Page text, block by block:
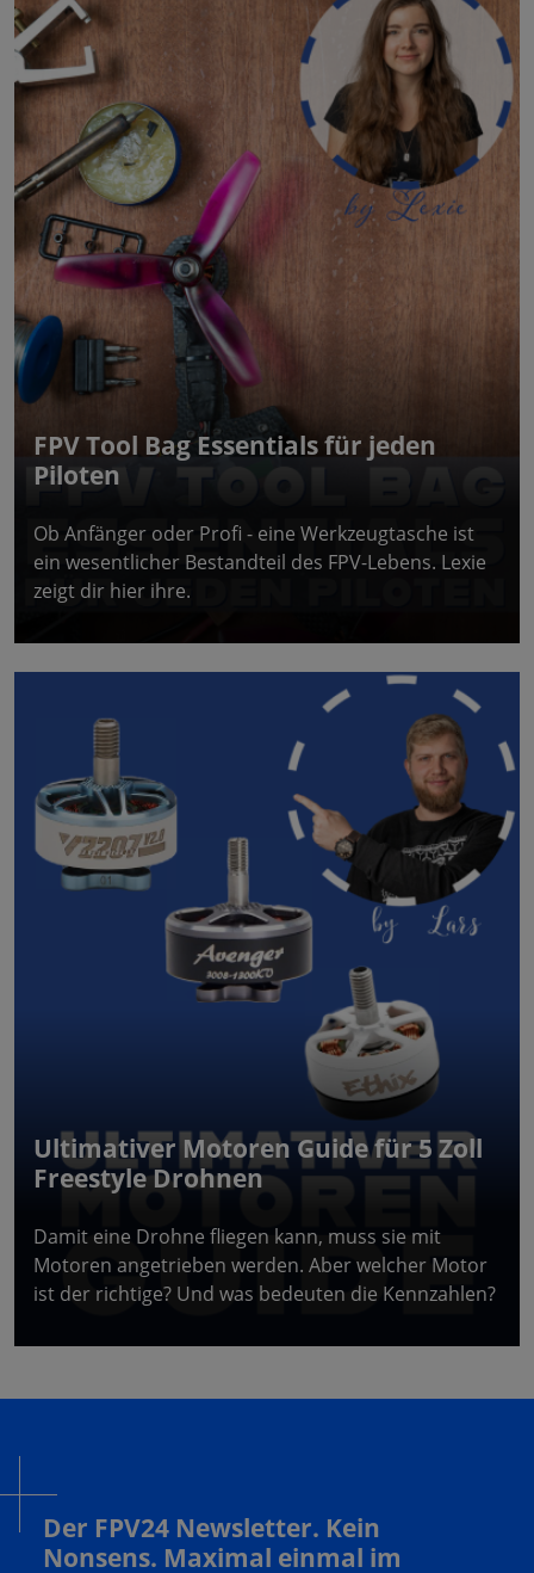
FPV Tool Bag Essentials für jeden
Piloten
Ob Anfänger oder Profi - eine Werkzeugtasche ist
ein wesentlicher Bestandteil des FPV-Lebens. Lexie
zeigt dir hier ihre.
Ultimativer Motoren Guide für 5 Zoll
Freestyle Drohnen
Damit eine Drohne fliegen kann, muss sie mit
Motoren angetrieben werden. Aber welcher Motor
ist der richtige? Und was bedeuten die Kennzahlen?
Der FPV24 Newsletter. Kein
Nonsens. Maximal einmal im